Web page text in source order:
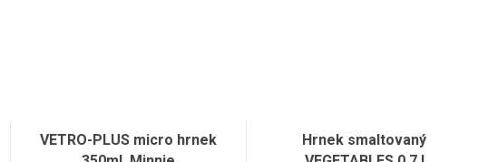
VETRO-PLUS micro hrnek
Hrnek smaltovaný